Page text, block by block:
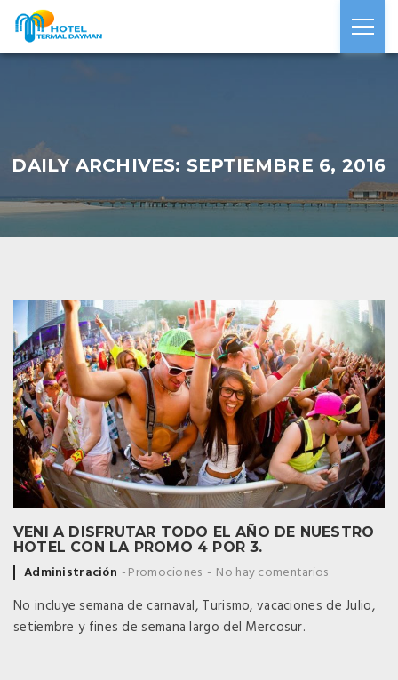
DAILY ARCHIVES: SEPTIEMBRE 6, 2016
VENI A DISFRUTAR TODO EL AÑO DE NUESTRO
HOTEL CON LA PROMO 4 POR 3.
Posted
Administración Promociones No hay comentarios
No incluye semana de carnaval, Turismo, vacaciones de Julio,
setiembre y fines de semana largo del Mercosur.